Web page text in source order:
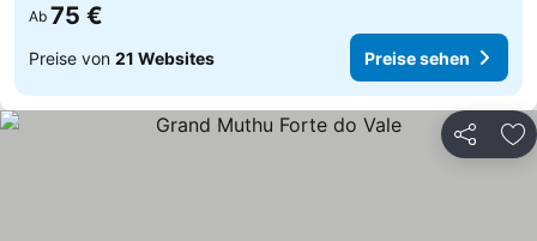
Ab 75 €
Preise von 21 Websites Preise sehen
Teilen